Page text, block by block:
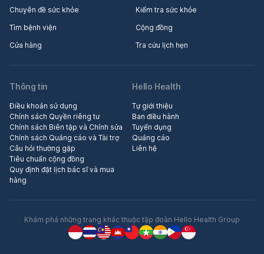
Chuyên đề sức khỏe
Kiểm tra sức khỏe
Tìm bệnh viện
Cộng đồng
Cửa hàng
Tra cứu lịch hẹn
Thông tin
Điều khoản sử dụng
Chính sách Quyền riêng tư
Chính sách Biên tập và Chỉnh sửa
Chính sách Quảng cáo và Tài trợ
Câu hỏi thường gặp
Tiêu chuẩn cộng đồng
Quy định đặt lịch bác sĩ và mua
hàng
Hello Health
Tự giới thiệu
Ban điều hành
Tuyển dụng
Quảng cáo
Liên hệ
Khám phá những trang khác thuộc tập đoàn Hello Health Group